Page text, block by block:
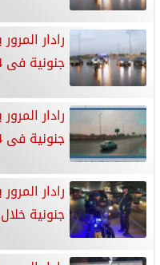
جنونية فى 24 ساعة
جنونية فى 24 ساعة
جنونية خلال 24 ساعة